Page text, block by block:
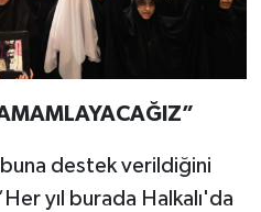
destek verildiğini
yıl burada Halkalı'da